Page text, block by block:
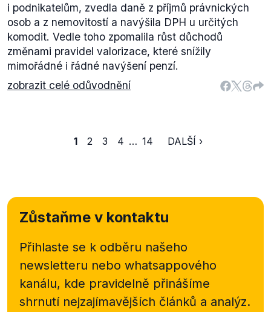
i podnikatelům, zvedla daně z příjmů právnických
osob a z nemovitostí a navýšila DPH u určitých
komodit. Vedle toho zpomalila růst důchodů
změnami pravidel valorizace, které snížily
mimořádné i řádné navýšení penzí.
zobrazit celé odůvodnění
1 2 3 4 … 14 DALŠÍ ›
Zůstaňme v kontaktu
Přihlaste se k odběru našeho
newsletteru nebo whatsappového
kanálu, kde pravidelně přinášíme
shrnutí nejzajímavějších článků a analýz.